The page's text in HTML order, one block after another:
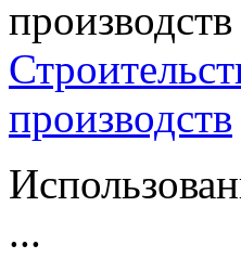
производств
...